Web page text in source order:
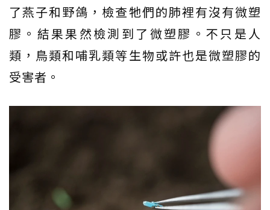
了燕子和野鴿，檢查牠們的肺裡有沒有微塑
膠。結果果然檢測到了微塑膠。不只是人
類，鳥類和哺乳類等生物或許也是微塑膠的
受害者。